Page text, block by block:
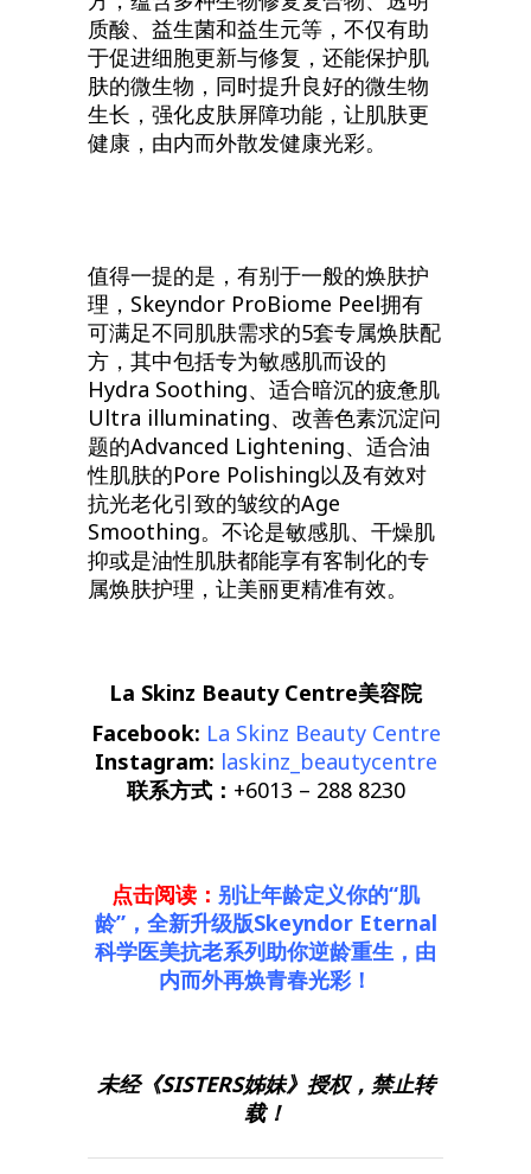
质酸、益生菌和益生元等，不仅有助
于促进细胞更新与修复，还能保护肌
肤的微生物，同时提升良好的微生物
生长，强化皮肤屏障功能，让肌肤更
健康，由内而外散发健康光彩。
值得一提的是，有别于一般的焕肤护
理，Skeyndor ProBiome Peel拥有
可满足不同肌肤需求的5套专属焕肤配
方，其中包括专为敏感肌而设的
Hydra Soothing、适合暗沉的疲惫肌
Ultra illuminating、改善色素沉淀问
题的Advanced Lightening、适合油
性肌肤的Pore Polishing以及有效对
抗光老化引致的皱纹的Age
Smoothing。不论是敏感肌、干燥肌
抑或是油性肌肤都能享有客制化的专
属焕肤护理，让美丽更精准有效。
La Skinz Beauty Centre美容院
Facebook: La Skinz Beauty Centre
Instagram: laskinz_beautycentre
联系方式： +6013 – 288 8230
点击阅读： 别让年龄定义你的“肌
龄”，全新升级版Skeyndor Eternal
科学医美抗老系列助你逆龄重生，由
内而外再焕青春光彩！
未经《SISTERS姊妹》授权，禁止转
载！